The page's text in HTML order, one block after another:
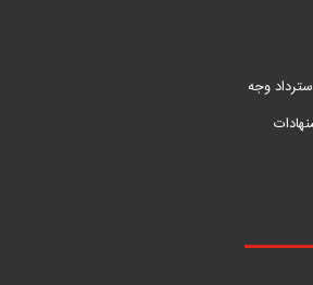
وجه